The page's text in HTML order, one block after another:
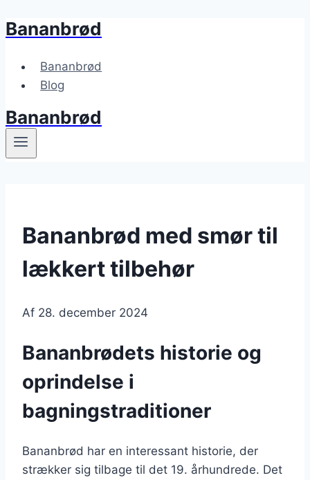
Fortsæt
indhold
Bananbrød
Bananbrød
Blog
Bananbrød
Bananbrød med smør til
lækkert tilbehør
Af 28. december 2024
Bananbrødets historie og
oprindelse i
bagningstraditioner
Bananbrød har en interessant historie, der
strækker sig tilbage til det 19. århundrede. Det